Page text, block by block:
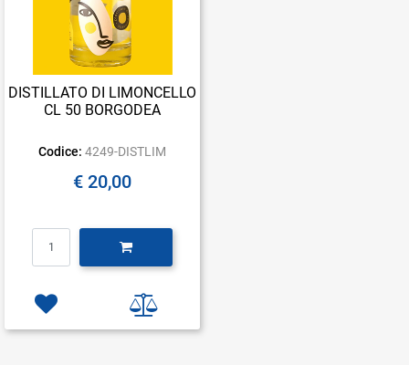
DISTILLATO DI LIMONCELLO
CL 50 BORGODEA
Codice: 4249-DISTLIM
€ 20,00